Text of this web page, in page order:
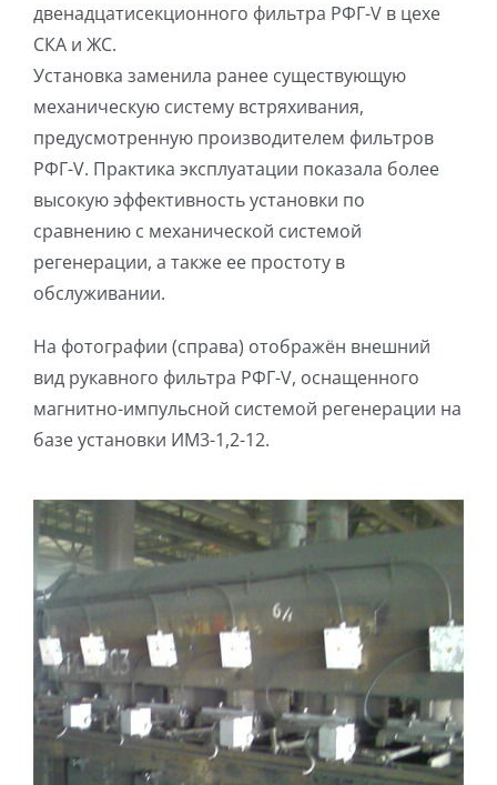
двенадцатисекционного фильтра РФГ-V в цехе
СКА и ЖС.
Установка заменила ранее существующую
механическую систему встряхивания,
предусмотренную производителем фильтров
РФГ-V. Практика эксплуатации показала более
высокую эффективность установки по
сравнению с механической системой
регенерации, а также ее простоту в
обслуживании.
На фотографии (справа) отображён внешний
вид рукавного фильтра РФГ-V, оснащенного
магнитно-импульсной системой регенерации на
базе установки ИМ3-1,2-12.